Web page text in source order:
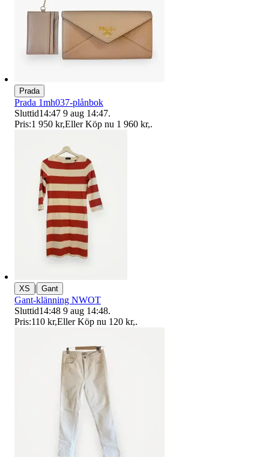
Prada
Prada 1mh037-plånbok
Sluttid14:47 9 aug 14:47.
Pris:1 950 kr,Eller Köp nu 1 960 kr,.
XS | Gant
Gant-klänning NWOT
Sluttid14:48 9 aug 14:48.
Pris:110 kr,Eller Köp nu 120 kr,.